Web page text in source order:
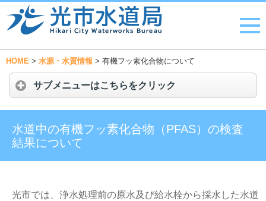
HOME > 水源・水質情報 > 有機フッ素化合物について
サブメニューはこちらをクリック
水道中の有機フッ素化合物（PFAS）の検査
結果について
光市では、浄水処理前の原水及び給水栓から採水した水道